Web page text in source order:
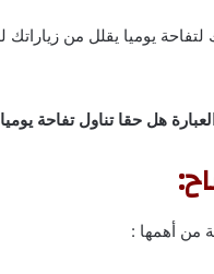
يوميا يقلل من
هل حقا تناول تفاحة
من أهمها :